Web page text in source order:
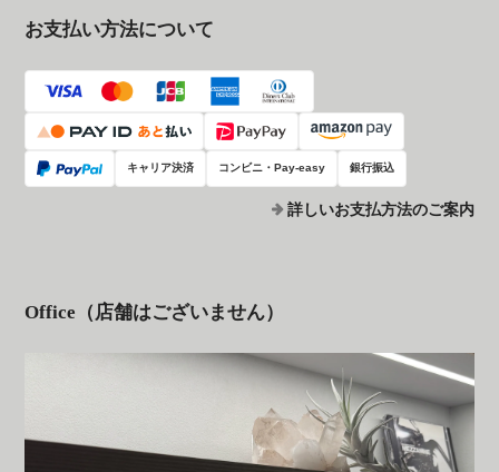
お支払い方法について
キャリア決済 コンビニ・Pay-easy 銀行振込
詳しいお支払方法のご案内
Office（店舗はございません）